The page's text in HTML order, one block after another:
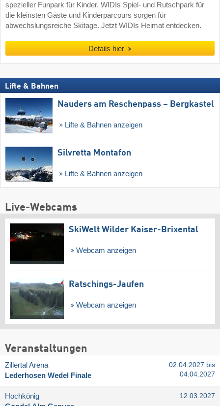
spezieller Funpark für Kinder, WIDIs Spiel- und Rutschpark für
die kleinsten Gäste und Kinderparcours sorgen für
abwechslungsreiche Skitage. Jetzt WIDIs Heimat entdecken.
Details hier
Lifte & Bahnen
Nauders am Reschenpass – Bergkastel
Lifte & Bahnen anzeigen
Silvretta Montafon
Lifte & Bahnen anzeigen
Live-Webcams
SkiWelt Wilder Kaiser-Brixental
Webcam anzeigen
Ratschings-Jaufen
Webcam anzeigen
Veranstaltungen
Zillertal Arena
Lederhosen Wedel Finale
02.04.2027 bis
04.04.2027
Hochkönig
12.03.2027